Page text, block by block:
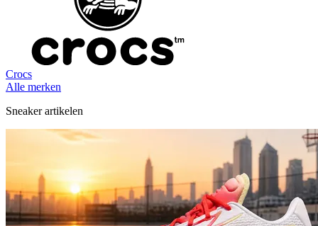
Crocs
Alle merken
Sneaker artikelen